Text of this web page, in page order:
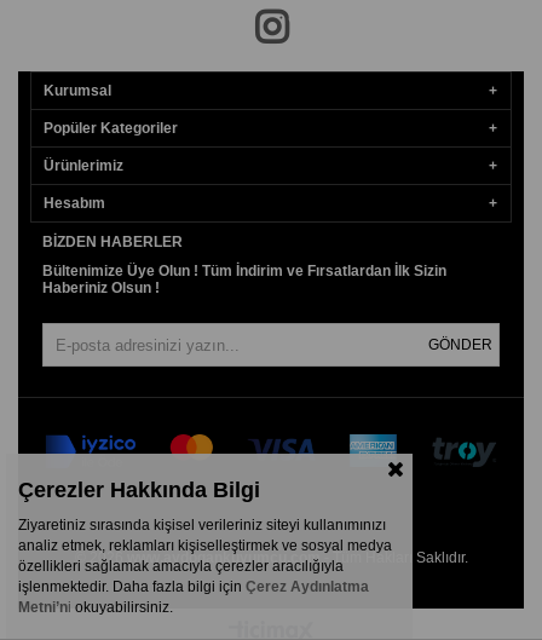
Kurumsal
Popüler Kategoriler
Ürünlerimiz
Hesabım
BIZDEN HABERLER
Bültenimize Üye Olun ! Tüm İndirim ve Fırsatlardan İlk Sizin
Haberiniz Olsun !
GÖNDER
© 2026 www.aydogankuyumcu.com - Tüm Hakları Saklıdır.
Çerezler Hakkında Bilgi
Ziyaretiniz sırasında kişisel verileriniz siteyi kullanımınızı
analiz etmek, reklamları kişiselleştirmek ve sosyal medya
özellikleri sağlamak amacıyla çerezler aracılığıyla
işlenmektedir. Daha fazla bilgi için Çerez Aydınlatma
Metni’ni okuyabilirsiniz.